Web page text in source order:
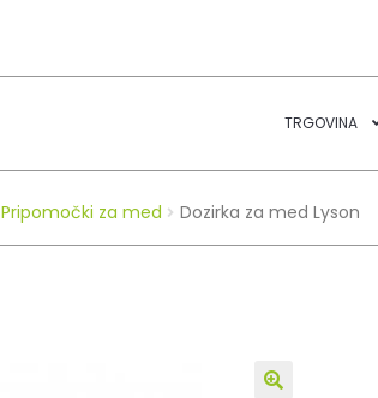
TRGOVINA
Pripomočki za med Dozirka za med Lyson